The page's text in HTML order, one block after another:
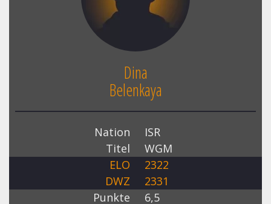
Dina
Belenkaya
Nation
ISR
Titel
WGM
ELO
2322
DWZ
2331
Punkte
6,5